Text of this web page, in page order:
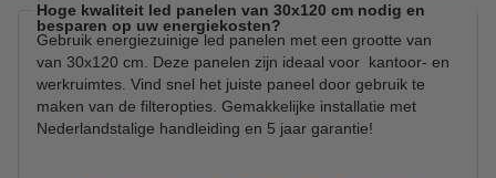
Hoge kwaliteit led panelen van 30x120 cm nodig en
besparen op uw energiekosten?
Gebruik energiezuinige led panelen met een grootte van
van 30x120 cm. Deze panelen zijn ideaal voor kantoor- en
werkruimtes. Vind snel het juiste paneel door gebruik te
maken van de filteropties. Gemakkelijke installatie met
Nederlandstalige handleiding en 5 jaar garantie!